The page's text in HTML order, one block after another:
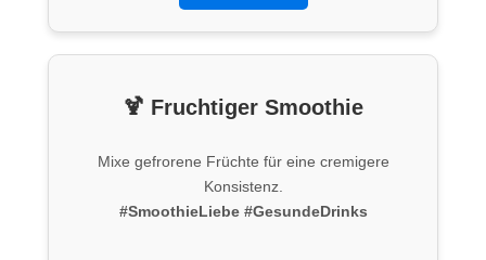
🍹 Fruchtiger Smoothie
Mixe gefrorene Früchte für eine cremigere
Konsistenz.
#SmoothieLiebe #GesundeDrinks